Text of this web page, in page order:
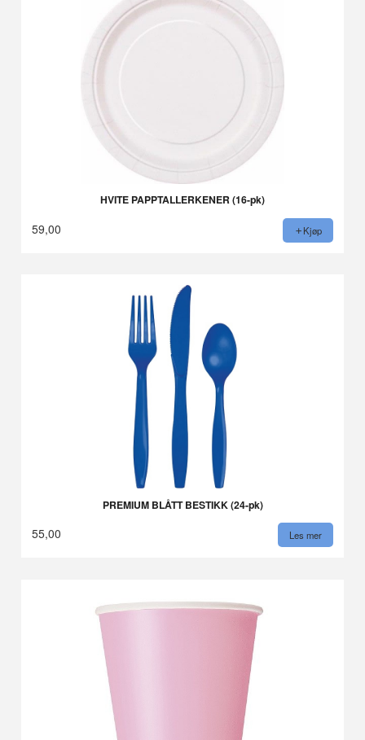
HVITE PAPPTALLERKENER (16-pk)
59,00 Kjøp
PREMIUM BLÅTT BESTIKK (24-pk)
55,00 Les mer